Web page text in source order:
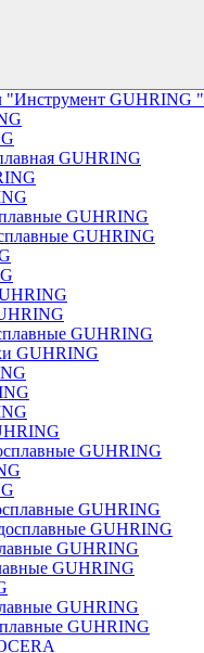
"Инструмент GUHRING "
GUHRING
GUHRING
GUHRING
GUHRING
GUHRING
GUHRING
GUHRING
GUHRING
GUHRING
GUHRING
GUHRING
GUHRING